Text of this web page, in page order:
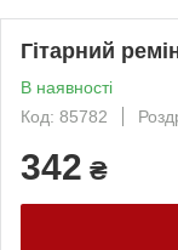
Гітарний
В наявності
Код: 85782
342 ₴